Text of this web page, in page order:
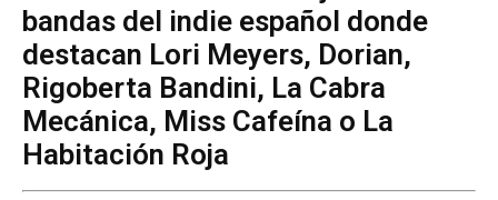
bandas del indie español donde
destacan Lori Meyers, Dorian,
Rigoberta Bandini, La Cabra
Mecánica, Miss Cafeína o La
Habitación Roja